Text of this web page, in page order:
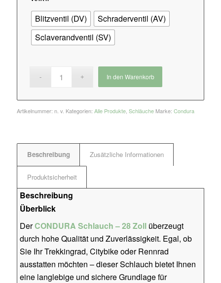
Blitzventil (DV)
Schraderventil (AV)
Sclaverandventil (SV)
In den Warenkorb
Artikelnummer: n. v. Kategorien: Alle Produkte, Schläuche Marke: Condura
Beschreibung Zusätzliche Informationen
Produktsicherheit
Beschreibung
Überblick
DerCONDURA Schlauch – 28 Zollüberzeugt
durch hohe Qualität und Zuverlässigkeit. Egal, ob
Sie Ihr Trekkingrad, Citybike oder Rennrad
ausstatten möchten – dieser Schlauch bietet Ihnen
eine langlebige und sichere Grundlage für